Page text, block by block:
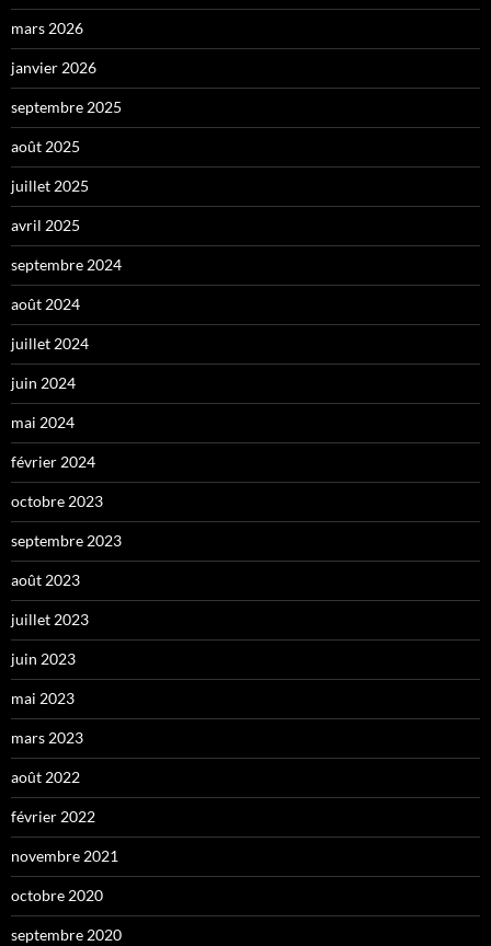
mars 2026
janvier 2026
septembre 2025
août 2025
juillet 2025
avril 2025
septembre 2024
août 2024
juillet 2024
juin 2024
mai 2024
février 2024
octobre 2023
septembre 2023
août 2023
juillet 2023
juin 2023
mai 2023
mars 2023
août 2022
février 2022
novembre 2021
octobre 2020
septembre 2020